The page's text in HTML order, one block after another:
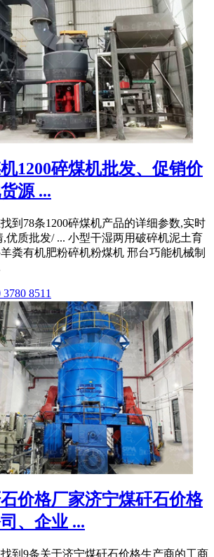
1200碎煤机批发、促销价
源 ...
到78条1200碎煤机产品的详细参数,实时
优质批发/ ... 小型干湿两用破碎机泥土育
粪有机肥粉碎机粉煤机 邢台巧能机械制
8511
价格厂家济宁煤矸石价格
、企业 ...
到9条关于济宁煤矸石价格生产商的工商